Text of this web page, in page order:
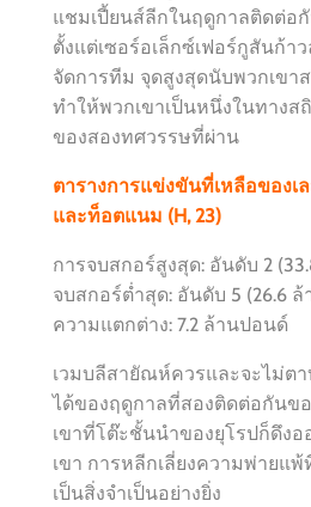
แชมเปี้ยนส์ลีกในฤดูกาลติดต่อ
ตั้งแต่เซอร์อเล็กซ์เฟอร์กูสันก้า
จัดการทีม จุดสูงสุดนับพวกเขา
ทำให้พวกเขาเป็นหนึ่งในทางส
ของสองทศวรรษที่ผ่าน
ตารางการแข่งขันที่เหลือของเล
และท็อตแนม (H, 23)
การจบสกอร์สูงสุด: อันดับ 2
จบสกอร์ต่ำสุด: อันดับ 5 (26.6
ความแตกต่าง: 7.2 ล้านปอนด์
เวมบลีสายัณห์ควรและจะไม่ตา
ได้ของฤดูกาลที่สองติดต่อกันข
เขาที่โต๊ะชั้นนำของยุโรปก็ดึง
เขา การหลีกเลี่ยงความพ่ายแ
เป็นสิ่งจำเป็นอย่างยิ่ง